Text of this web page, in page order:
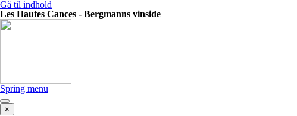
Gå til indhold
Les Hautes Cances - Bergmanns vinside
Spring menu
×